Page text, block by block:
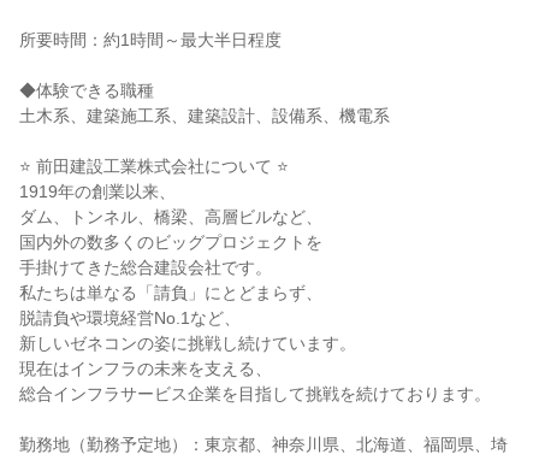
所要時間：約1時間～最大半日程度
◆体験できる職種
土木系、建築施工系、建築設計、設備系、機電系
⭐ 前田建設工業株式会社について ⭐
1919年の創業以来、
ダム、トンネル、橋梁、高層ビルなど、
国内外の数多くのビッグプロジェクトを
手掛けてきた総合建設会社です。
私たちは単なる「請負」にとどまらず、
脱請負や環境経営No.1など、
新しいゼネコンの姿に挑戦し続けています。
現在はインフラの未来を支える、
総合インフラサービス企業を目指して挑戦を続けております。
勤務地（勤務予定地）：東京都、神奈川県、北海道、福岡県、埼